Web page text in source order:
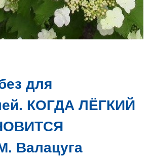
для
КОГДА ЛЁГКИЙ
Валацуга